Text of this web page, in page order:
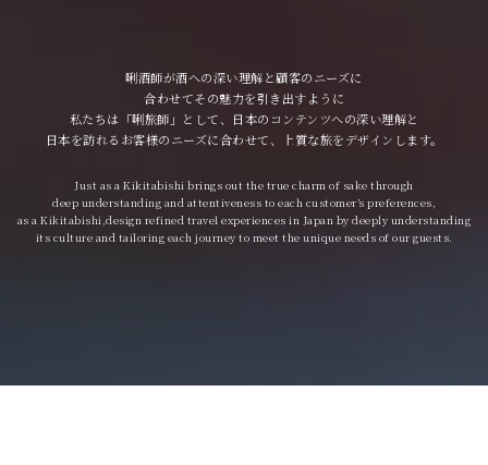
唎酒師が酒への深い理解と顧客のニーズに
合わせてその魅力を引き出すように
私たちは「唎旅師」として、日本のコンテンツへの深い理解と
日本を訪れるお客様のニーズに合わせて、上質な旅をデザインします。
Just as a Kikitabishi brings out the true charm of sake through
deep understanding and attentiveness to each customer’s preferences,
as a Kikitabishi,design refined travel experiences in Japan by deeply understanding
its culture and tailoring each journey to meet the unique needs of our guests.